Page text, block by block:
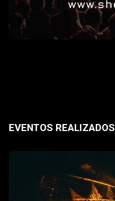
EVENTOS REALIZADOS